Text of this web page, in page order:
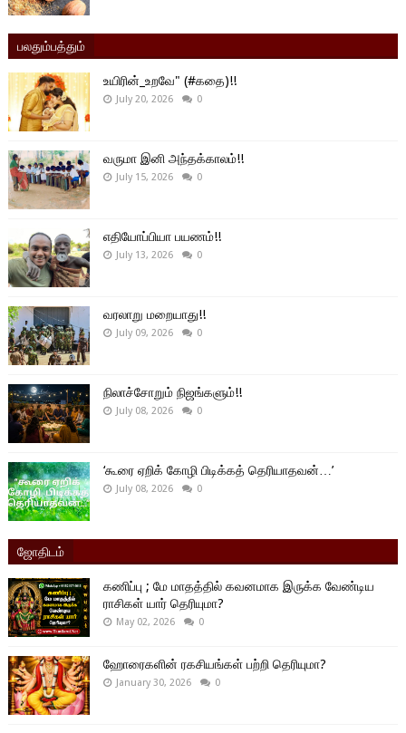
பலதும்பத்தும்
உயிரின்_உறவே" (#கதை)!!
July 20, 2026 0
வருமா இனி அந்தக்காலம்!!
July 15, 2026 0
எதியோப்பியா பயணம்!!
July 13, 2026 0
வரலாறு மறையாது!!
July 09, 2026 0
நிலாச்சோறும் நிஜங்களும்!!
July 08, 2026 0
‘கூரை ஏறிக் கோழி பிடிக்கத் தெரியாதவன்…’
July 08, 2026 0
ஜோதிடம்
கணிப்பு ; மே மாதத்தில் கவனமாக இருக்க வேண்டிய
ராசிகள் யார் தெரியுமா?
May 02, 2026 0
ஹோரைகளின் ரகசியங்கள் பற்றி தெரியுமா?
January 30, 2026 0